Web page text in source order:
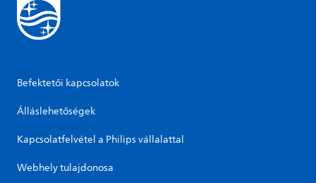
Befektetői kapcsolatok
Álláslehetőségek
Kapcsolatfelvétel a Philips vállalattal
Webhely tulajdonosa